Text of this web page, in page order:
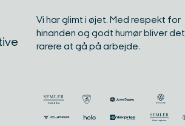
Vi har glimt i øjet. Med respekt for
hinanden og godt humør bliver det
rarere at gå på arbejde.